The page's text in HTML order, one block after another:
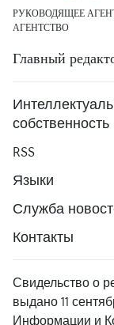
РУКОВОДЯЩЕЕ
АГЕНТСТВО
Главный
собственность
RSS
Языки
Служба
Контакты
Свидельство о
выдано 11
Информации и